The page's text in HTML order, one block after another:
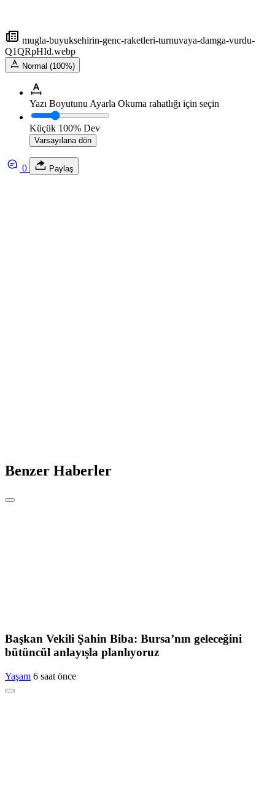
mugla-buyuksehirin-genc-raketleri-turnuvaya-damga-vurdu-
Q1QRpHId.webp
Normal (100%)
Yazı Boyutunu Ayarla Okuma rahatlığı için seçin
Küçük 100% Dev
Varsayılana dön
0 Paylaş
Benzer Haberler
Başkan Vekili Şahin Biba: Bursa’nın geleceğini
bütüncül anlayışla planlıyoruz
Yaşam 6 saat önce